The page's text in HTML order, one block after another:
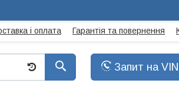
і оплата Гарантія та повернення
Запит на VIN